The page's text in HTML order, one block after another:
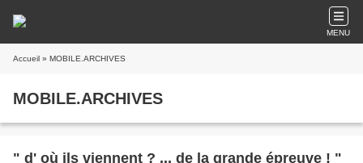
MENU
Accueil » MOBILE.ARCHIVES
MOBILE.ARCHIVES
" d' où ils viennent ? ... de la grande épreuve ! "